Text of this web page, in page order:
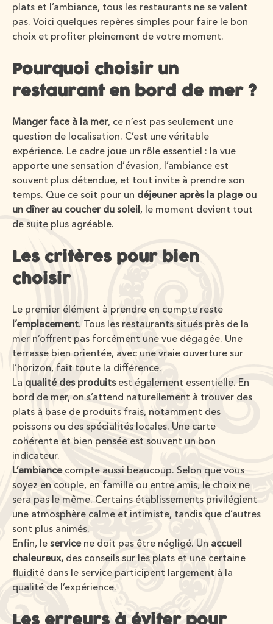
plats et l’ambiance, tous les restaurants ne se valent
pas. Voici quelques repères simples pour faire le bon
choix et profiter pleinement de votre moment.
Pourquoi choisir un
restaurant en bord de mer ?
Manger face à la mer, ce n’est pas seulement une
question de localisation. C’est une véritable
expérience. Le cadre joue un rôle essentiel : la vue
apporte une sensation d’évasion, l’ambiance est
souvent plus détendue, et tout invite à prendre son
temps. Que ce soit pour un déjeuner après la plage ou
un dîner au coucher du soleil, le moment devient tout
de suite plus agréable.
Les critères pour bien
choisir
Le premier élément à prendre en compte reste
l’emplacement. Tous les restaurants situés près de la
mer n’offrent pas forcément une vue dégagée. Une
terrasse bien orientée, avec une vraie ouverture sur
l’horizon, fait toute la différence.
La qualité des produitsest également essentielle. En
bord de mer, on s’attend naturellement à trouver des
plats à base de produits frais, notamment des
poissons ou des spécialités locales. Une carte
cohérente et bien pensée est souvent un bon
indicateur.
L’ambiancecompte aussi beaucoup. Selon que vous
soyez en couple, en famille ou entre amis, le choix ne
sera pas le même. Certains établissements privilégient
une atmosphère calme et intimiste, tandis que d’autres
sont plus animés.
Enfin, le servicene doit pas être négligé. Un accueil
chaleureux, des conseils sur les plats et une certaine
fluidité dans le service participent largement à la
qualité de l’expérience.